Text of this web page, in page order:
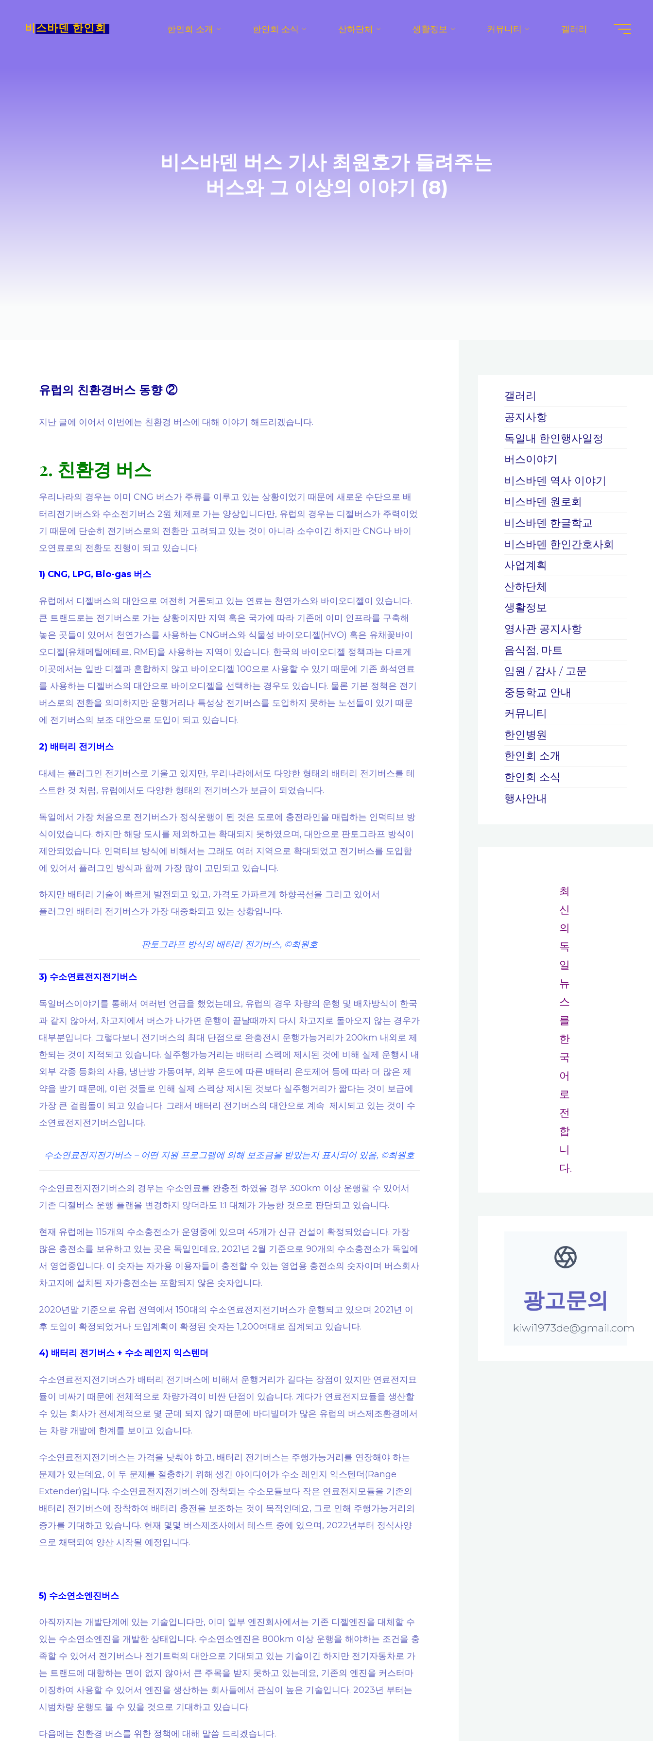
비스바덴 한인회 한인회 소개 한인회 소식 산하단체 생활정보 커뮤니티 갤러리
비스바덴 버스 기사 최원호가 들려주는
버스와 그 이상의 이야기 (8)
유럽의 친환경버스 동향 ②
지난 글에 이어서 이번에는 친환경 버스에 대해 이야기 해드리겠습니다.
2. 친환경 버스
우리나라의 경우는 이미 CNG 버스가 주류를 이루고 있는 상황이었기 때문에 새로운 수단으로 배
터리전기버스와 수소전기버스 2원 체제로 가는 양상입니다만, 유럽의 경우는 디젤버스가 주력이었
기 때문에 단순히 전기버스로의 전환만 고려되고 있는 것이 아니라 소수이긴 하지만 CNG나 바이
오연료로의 전환도 진행이 되고 있습니다.
1) CNG, LPG, Bio-gas 버스
유럽에서 디젤버스의 대안으로 여전히 거론되고 있는 연료는 천연가스와 바이오디젤이 있습니다.
큰 트랜드로는 전기버스로 가는 상황이지만 지역 혹은 국가에 따라 기존에 이미 인프라를 구축해
놓은 곳들이 있어서 천연가스를 사용하는 CNG버스와 식물성 바이오디젤(HVO) 혹은 유채꽃바이
오디젤(유채메틸에테르, RME)을 사용하는 지역이 있습니다. 한국의 바이오디젤 정책과는 다르게
이곳에서는 일반 디젤과 혼합하지 않고 바이오디젤 100으로 사용할 수 있기 때문에 기존 화석연료
를 사용하는 디젤버스의 대안으로 바이오디젤을 선택하는 경우도 있습니다. 물론 기본 정책은 전기
버스로의 전환을 의미하지만 운행거리나 특성상 전기버스를 도입하지 못하는 노선들이 있기 때문
에 전기버스의 보조 대안으로 도입이 되고 있습니다.
2) 배터리 전기버스
대세는 플러그인 전기버스로 기울고 있지만, 우리나라에서도 다양한 형태의 배터리 전기버스를 테
스트한 것 처럼, 유럽에서도 다양한 형태의 전기버스가 보급이 되었습니다.
독일에서 가장 처음으로 전기버스가 정식운행이 된 것은 도로에 충전라인을 매립하는 인덕티브 방
식이었습니다. 하지만 해당 도시를 제외하고는 확대되지 못하였으며, 대안으로 판토그라프 방식이
제안되었습니다. 인덕티브 방식에 비해서는 그래도 여러 지역으로 확대되었고 전기버스를 도입함
에 있어서 플러그인 방식과 함께 가장 많이 고민되고 있습니다.
하지만 배터리 기술이 빠르게 발전되고 있고, 가격도 가파르게 하향곡선을 그리고 있어서
플러그인 배터리 전기버스가 가장 대중화되고 있는 상황입니다.
판토그라프 방식의 배터리 전기버스, ©최원호
3) 수소연료전지전기버스
독일버스이야기를 통해서 여러번 언급을 했었는데요, 유럽의 경우 차량의 운행 및 배차방식이 한국
과 같지 않아서, 차고지에서 버스가 나가면 운행이 끝날때까지 다시 차고지로 돌아오지 않는 경우가
대부분입니다. 그렇다보니 전기버스의 최대 단점으로 완충전시 운행가능거리가 200km 내외로 제
한되는 것이 지적되고 있습니다. 실주행가능거리는 배터리 스펙에 제시된 것에 비해 실제 운행시 내
외부 각종 등화의 사용, 냉난방 가동여부, 외부 온도에 따른 배터리 온도제어 등에 따라 더 많은 제
약을 받기 때문에, 이런 것들로 인해 실제 스펙상 제시된 것보다 실주행거리가 짧다는 것이 보급에
가장 큰 걸림돌이 되고 있습니다. 그래서 배터리 전기버스의 대안으로 계속 제시되고 있는 것이 수
소연료전지전기버스입니다.
수소연료전지전기버스 – 어떤 지원 프로그램에 의해 보조금을 받았는지 표시되어 있음, ©최원호
수소연료전지전기버스의 경우는 수소연료를 완충전 하였을 경우 300km 이상 운행할 수 있어서
기존 디젤버스 운행 플랜을 변경하지 않더라도 1:1 대체가 가능한 것으로 판단되고 있습니다.
현재 유럽에는 115개의 수소충전소가 운영중에 있으며 45개가 신규 건설이 확정되었습니다. 가장
많은 충전소를 보유하고 있는 곳은 독일인데요, 2021년 2월 기준으로 90개의 수소충전소가 독일에
서 영업중입니다. 이 숫자는 자가용 이용자들이 충전할 수 있는 영업용 충전소의 숫자이며 버스회사
차고지에 설치된 자가충전소는 포함되지 않은 숫자입니다.
2020년말 기준으로 유럽 전역에서 150대의 수소연료전지전기버스가 운행되고 있으며 2021년 이
후 도입이 확정되었거나 도입계획이 확정된 숫자는 1,200여대로 집계되고 있습니다.
4) 배터리 전기버스 + 수소 레인지 익스텐더
수소연료전지전기버스가 배터리 전기버스에 비해서 운행거리가 길다는 장점이 있지만 연료전지묘
듈이 비싸기 때문에 전체적으로 차량가격이 비싼 단점이 있습니다. 게다가 연료전지묘듈을 생산할
수 있는 회사가 전세계적으로 몇 군데 되지 않기 때문에 바디빌더가 많은 유럽의 버스제조환경에서
는 차량 개발에 한계를 보이고 있습니다.
수소연료전지전기버스는 가격을 낮춰야 하고, 배터리 전기버스는 주행가능거리를 연장해야 하는
문제가 있는데요, 이 두 문제를 절충하기 위해 생긴 아이디어가 수소 레인지 익스텐더(Range
Extender)입니다. 수소연료전지전기버스에 장착되는 수소모듈보다 작은 연료전지모듈을 기존의
배터리 전기버스에 장착하여 배터리 충전을 보조하는 것이 목적인데요, 그로 인해 주행가능거리의
증가를 기대하고 있습니다. 현재 몇몇 버스제조사에서 테스트 중에 있으며, 2022년부터 정식사양
으로 채택되여 양산 시작될 예정입니다.
5) 수소연소엔진버스
아직까지는 개발단계에 있는 기술입니다만, 이미 일부 엔진회사에서는 기존 디젤엔진을 대체할 수
있는 수소연소엔진을 개발한 상태입니다. 수소연소엔진은 800km 이상 운행을 해야하는 조건을 충
족할 수 있어서 전기버스나 전기트럭의 대안으로 기대되고 있는 기술이긴 하지만 전기자동차로 가
는 트랜드에 대항하는 면이 없지 않아서 큰 주목을 받지 못하고 있는데요, 기존의 엔진을 커스터마
이징하여 사용할 수 있어서 엔진을 생산하는 회사들에서 관심이 높은 기술입니다. 2023년 부터는
시범차량 운행도 볼 수 있을 것으로 기대하고 있습니다.
다음에는 친환경 버스를 위한 정책에 대해 말씀 드리겠습니다.
갤러리
공지사항
독일내 한인행사일정
버스이야기
비스바덴 역사 이야기
비스바덴 원로회
비스바덴 한글학교
비스바덴 한인간호사회
사업계획
산하단체
생활정보
영사관 공지사항
음식점, 마트
임원 / 감사 / 고문
중등학교 안내
커뮤니티
한인병원
한인회 소개
한인회 소식
행사안내
최
신
의
독
일
뉴
스
를
한
국
어
로
전
합
니
다.
광고문의
kiwi1973de@gmail.com